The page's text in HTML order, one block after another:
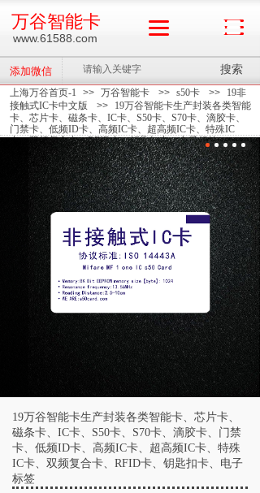
上海万谷首页-1 >> 万谷智能卡 >> s50卡 >>
19非
接触式IC卡中文版
>>
19万谷智能卡生产封装各类智能
卡、芯片卡、磁条卡、IC卡、S50卡、S70卡、滴胶卡、
门禁卡、低频ID卡、高频IC卡、超高频IC卡、特殊IC
卡、双频复合卡、RFID卡、钥匙扣卡、电子标签
19万谷智能卡生产封装各类智能卡、芯片卡、
磁条卡、IC卡、S50卡、S70卡、滴胶卡、门禁
卡、低频ID卡、高频IC卡、超高频IC卡、特殊
IC卡、双频复合卡、RFID卡、钥匙扣卡、电子
标签
添加微信 搜索
www.61588.com
万谷智能卡